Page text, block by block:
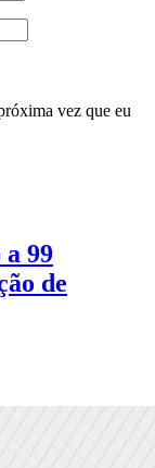
vez que eu
99
de